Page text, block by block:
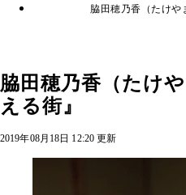
脇田穂乃香（たけや
脇田穂乃香（たけ
える街』
2019年08月18日 12:20 更新